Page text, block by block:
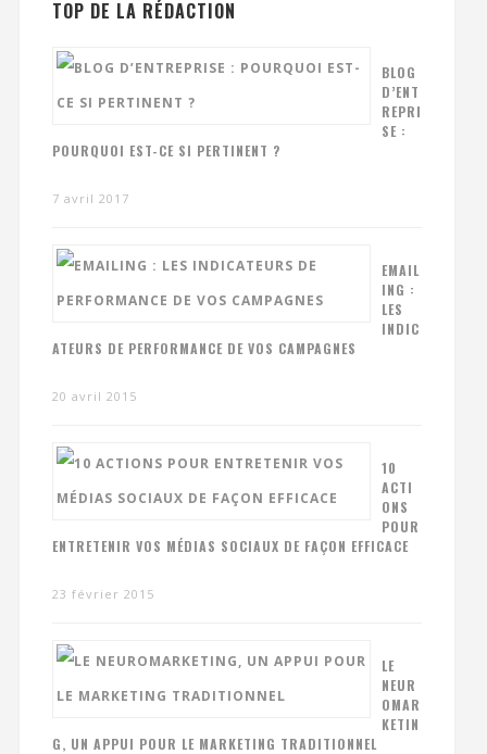
TOP DE LA RÉDACTION
BLOG
D’ENT
REPRI
SE :
POURQUOI EST-CE SI PERTINENT ?
7 avril 2017
EMAIL
ING :
LES
INDIC
ATEURS DE PERFORMANCE DE VOS CAMPAGNES
20 avril 2015
10
ACTI
ONS
POUR
ENTRETENIR VOS MÉDIAS SOCIAUX DE FAÇON EFFICACE
23 février 2015
LE
NEUR
OMAR
KETIN
G, UN APPUI POUR LE MARKETING TRADITIONNEL